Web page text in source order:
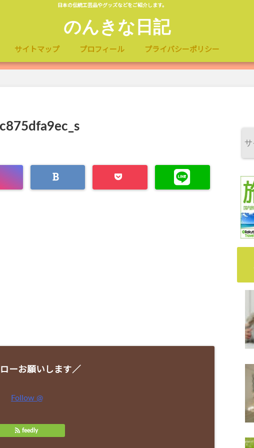
日本の伝統工芸品やグッズなどをご紹介します。
のんきな日記
サイトマップ プロフィール プライバシーポリシー
ーお願いします／
Follow @
feedly